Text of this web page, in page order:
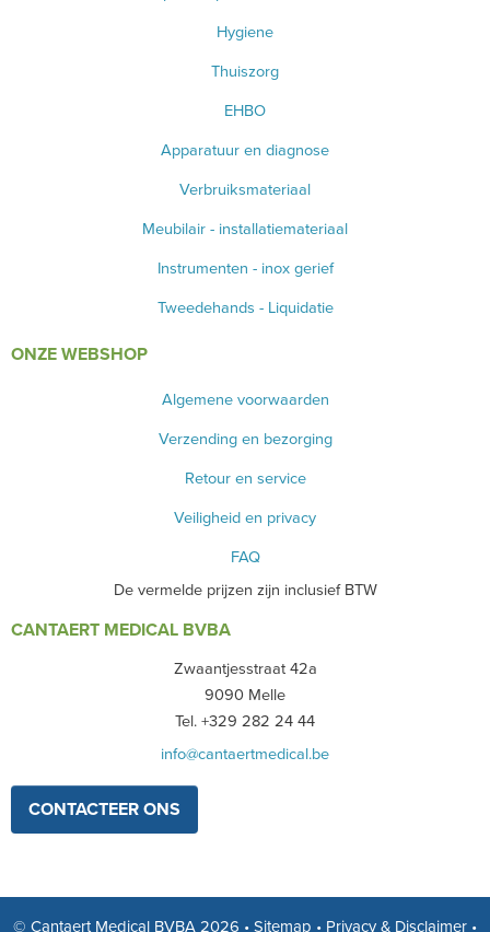
Hygiene
Thuiszorg
EHBO
Apparatuur en diagnose
Verbruiksmateriaal
Meubilair - installatiemateriaal
Instrumenten - inox gerief
Tweedehands - Liquidatie
ONZE WEBSHOP
Algemene voorwaarden
Verzending en bezorging
Retour en service
Veiligheid en privacy
FAQ
De vermelde prijzen zijn inclusief BTW
CANTAERT MEDICAL BVBA
Zwaantjesstraat 42a
9090 Melle
Tel. +329 282 24 44
info@cantaertmedical.be
CONTACTEER ONS
© Cantaert Medical BVBA 2026 • Sitemap • Privacy & Disclaimer •